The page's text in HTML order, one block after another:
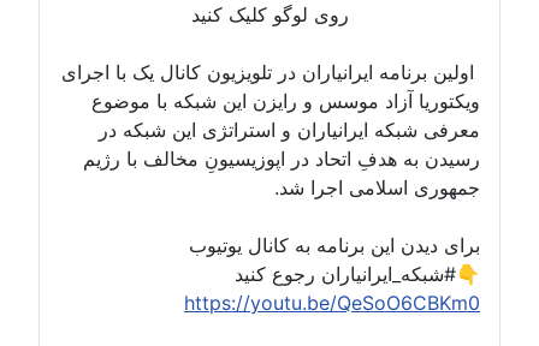
روی لوگو کلیک کنید
اولین برنامه ایرانیاران در تلویزیون کانال یک با اجرای
ویکتوریا آزاد موسس و رایزن این شبکه با موضوع
معرفی شبکه ایرانیاران و استراتژی این شبکه در
رسیدن به هدفِ اتحاد در اپوزیسیونِ مخالف با رژیم
جمهوری اسلامی اجرا شد.
برای دیدن این برنامه به کانال یوتیوب
#شبکه_ایرانیاران رجوع کنید👇
https://youtu.be/QeSoO6CBKm0